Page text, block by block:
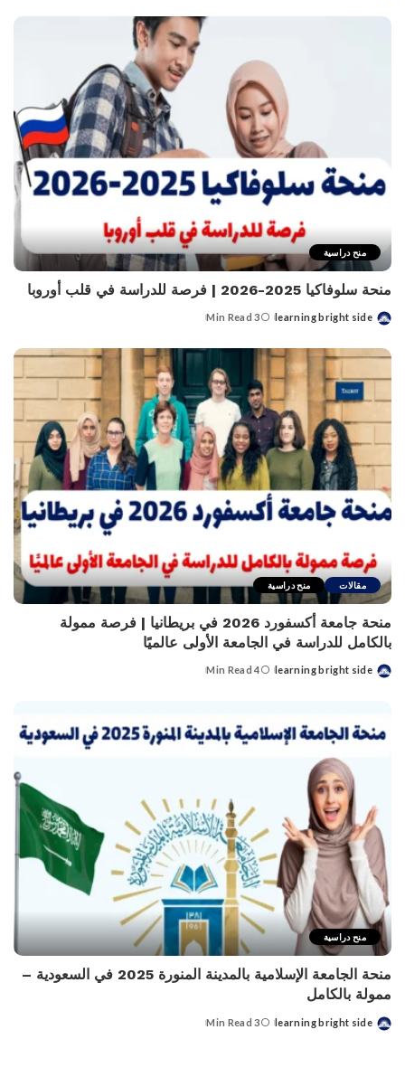
منح دراسية
منحة سلوفاكيا 2025-2026 | فرصة للدراسة في قلب أوروبا
Posted
learning bright side
3 Min Read
مقالات منح دراسية
منحة جامعة أكسفورد 2026 في بريطانيا | فرصة ممولة
بالكامل للدراسة في الجامعة الأولى عالميًا
Posted
learning bright side
4 Min Read
منح دراسية
منحة الجامعة الإسلامية بالمدينة المنورة 2025 في السعودية –
ممولة بالكامل
Posted
learning bright side
3 Min Read